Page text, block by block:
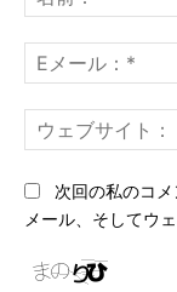
ン
ト：
次回の私のコ
メール、そしてウ